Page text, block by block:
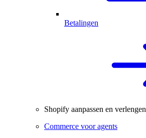
Betalingen
Shopify aanpassen en verlengen
Commerce voor agents